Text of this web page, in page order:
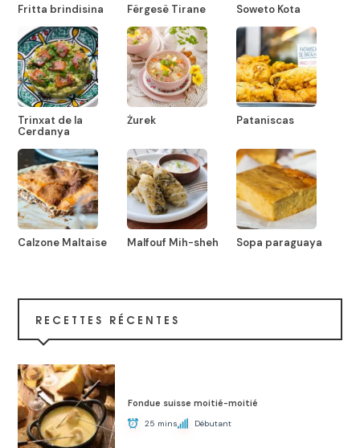
Fritta brindisina Fërgesë Tirane Soweto Kota
Trinxat de la
Cerdanya
Żurek Pataniscas
Calzone Maltaise Malfouf Mih-sheh Sopa paraguaya
RECETTES RÉCENTES
Fondue suisse moitié-moitié
25 mins Débutant